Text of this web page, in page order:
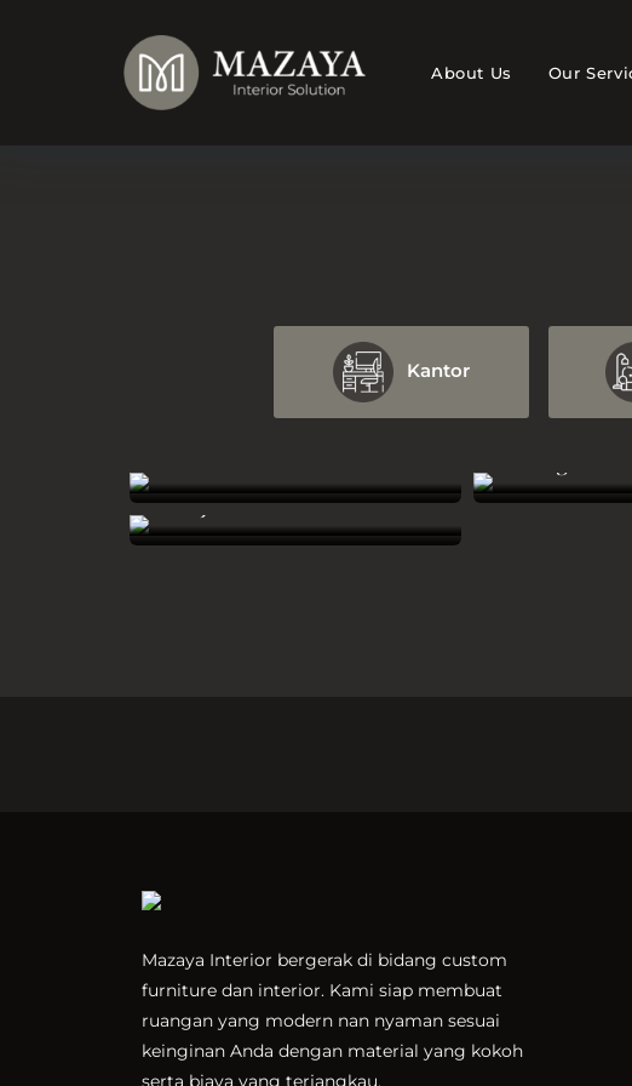
About Us Our
Kantor
Bank Jatim
Mazaya Interior bergerak di bidang custom
furniture dan interior. Kami siap membuat
ruangan yang modern nan nyaman sesuai
keinginan Anda dengan material yang kokoh
serta biaya yang terjangkau.